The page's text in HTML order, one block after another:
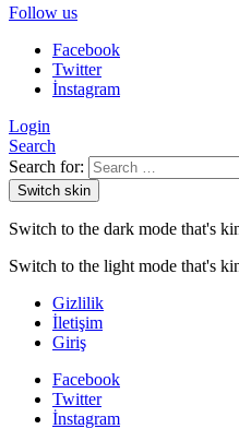
Follow us
Facebook
Twitter
İnstagram
Login
Search
Search for:
Switch skin
Switch to the dark mode that's
Switch to the light mode that's
Gizlilik
İletişim
Giriş
Facebook
Twitter
İnstagram